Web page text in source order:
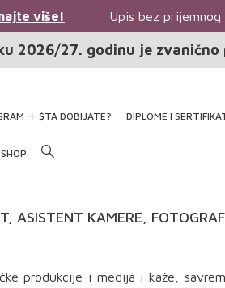
više! Upis bez prijemnog
2026/27. godinu je zvanično
ŠTA DOBIJATE? DIPLOME I
ASISTENT KAMERE,
produkcije i medija i kaže,